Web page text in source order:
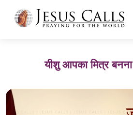
यीशु आपका मित्र बनना